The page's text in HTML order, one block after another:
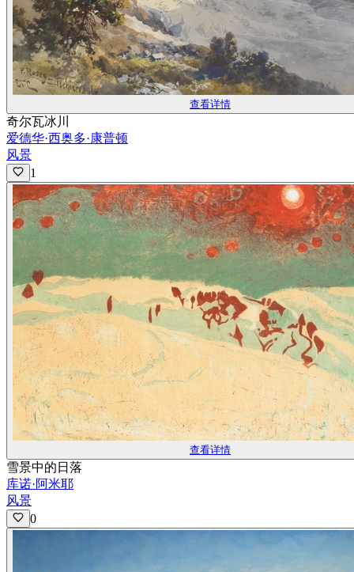
查看详情
奇尔瓦冰川
爱德华·西奥多·康普顿
风景
1
查看详情
雪景中的日落
库诺·阿米耶
风景
0